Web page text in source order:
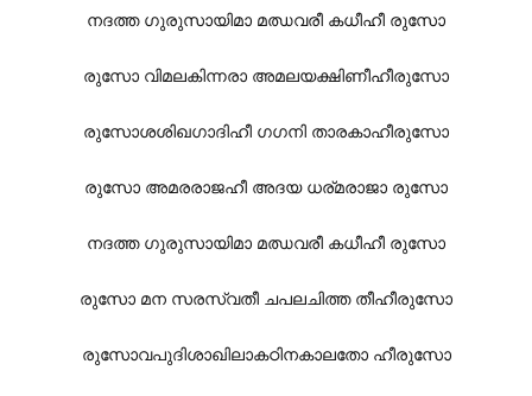
നദത്ത ഗുരുസായിമാ മഝവരീ കധീഹീ രുസോ
രുസോ വിമലകിന്നരാ അമലയക്ഷിണീഹീരുസോ
രുസോശശിഖഗാദിഹീ ഗഗനി താരകാഹീരുസോ
രുസോ അമരരാജഹീ അദയ ധര്മരാജാ രുസോ
നദത്ത ഗുരുസായിമാ മഝവരീ കധീഹീ രുസോ
രുസോ മന സരസ്വതീ ചപലചിത്ത തീഹീരുസോ
രുസോവപുദിശാഖിലാകഠിനകാലതോ ഹീരുസോ